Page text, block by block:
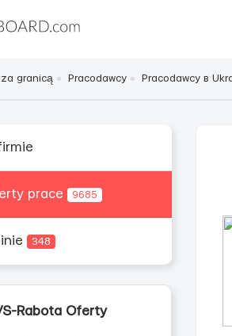
za granicą Pracodawcy Pracodawcy в
prace 9685
348
Rabota Oferty